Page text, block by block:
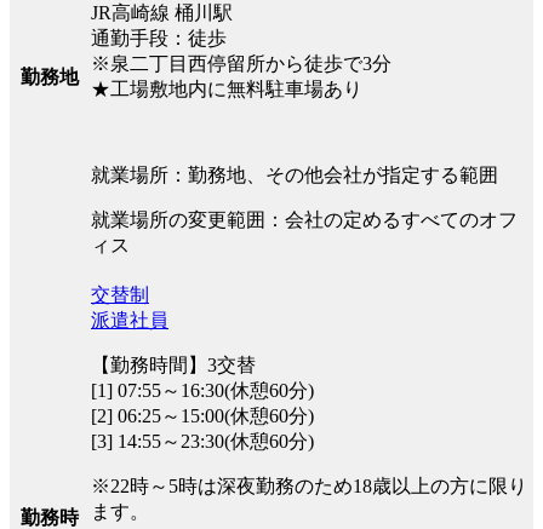
勤務地
JR高崎線 桶川駅
通勤手段：徒歩
※泉二丁目西停留所から徒歩で3分
★工場敷地内に無料駐車場あり
就業場所：勤務地、その他会社が指定する範囲
就業場所の変更範囲：会社の定めるすべてのオフ
ィス
勤務時
交替制
派遣社員
【勤務時間】3交替
[1] 07:55～16:30(休憩60分)
[2] 06:25～15:00(休憩60分)
[3] 14:55～23:30(休憩60分)
※22時～5時は深夜勤務のため18歳以上の方に限り
ます。